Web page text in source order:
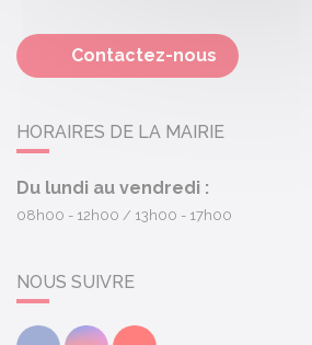
Contactez-nous
HORAIRES DE LA MAIRIE
Du lundi au vendredi :
08h00 - 12h00 13h00 - 17h00
NOUS SUIVRE